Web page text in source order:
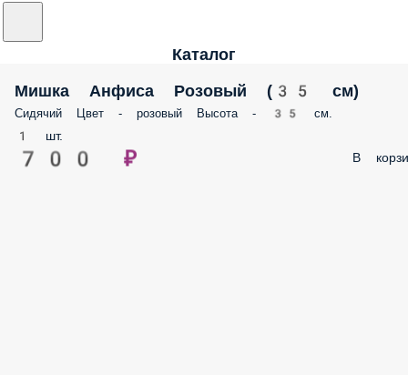
Каталог
Мишка Анфиса Розовый (35 см)
Сидячий Цвет - розовый Высота - 35 см.
1 шт.
700 ₽ В